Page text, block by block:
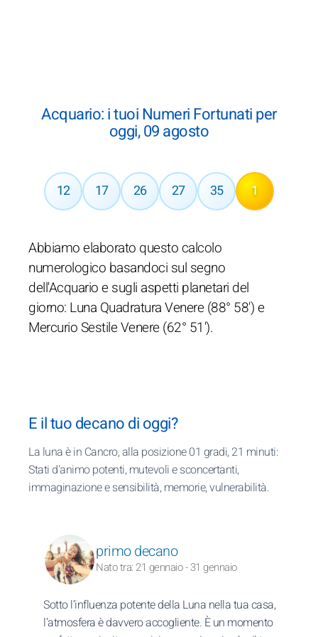
Acquario: i tuoi Numeri Fortunati per
oggi, 09 agosto
12 17 26 27 35 1
Abbiamo elaborato questo calcolo
numerologico basandoci sul segno
dell'Acquario e sugli aspetti planetari del
giorno: Luna Quadratura Venere (88° 58') e
Mercurio Sestile Venere (62° 51').
E il tuo decano di oggi?
La luna è in Cancro, alla posizione 01 gradi, 21 minuti:
Stati d'animo potenti, mutevoli e sconcertanti,
immaginazione e sensibilità, memorie, vulnerabilità.
primo decano
Nato tra: 21 gennaio - 31 gennaio
Sotto l’influenza potente della Luna nella tua casa,
l’atmosfera è davvero accogliente. È un momento